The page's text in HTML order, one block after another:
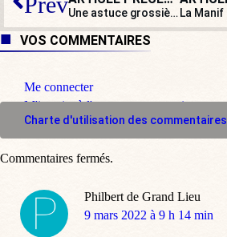
Une astuce grossière de Macron : la redevance télé sort par la porte et reviendra par la fenêtre
VOS COMMENTAIRES
Me connecter
M'inscrire à l'espace commentaire
Charte d'utilisation des commentaires
Philbert de Grand Lieu
dit
9 mars 2022 à 9 h 14 min
Commentaires fermés.